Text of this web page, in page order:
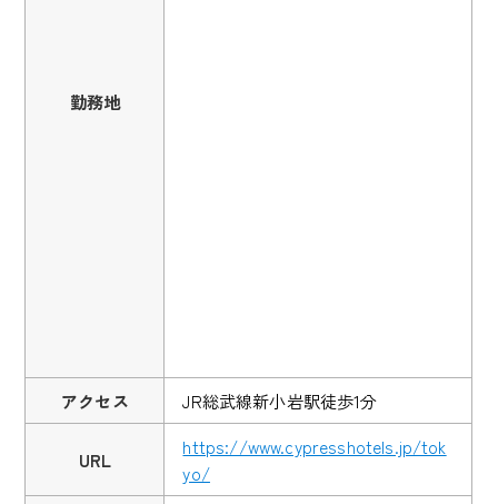
勤務地
アクセス JR総武線新小岩駅徒歩1分
URL
https://www.cypresshotels.jp/tok
yo/